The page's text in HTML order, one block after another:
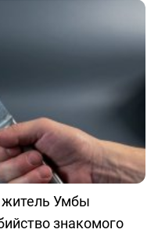
Умбы
знакомого